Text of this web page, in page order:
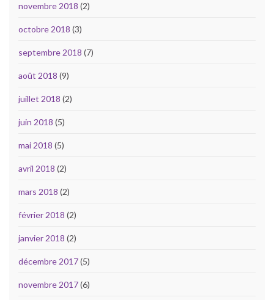
novembre 2018 (2)
octobre 2018 (3)
septembre 2018 (7)
août 2018 (9)
juillet 2018 (2)
juin 2018 (5)
mai 2018 (5)
avril 2018 (2)
mars 2018 (2)
février 2018 (2)
janvier 2018 (2)
décembre 2017(5)
novembre 2017(6)